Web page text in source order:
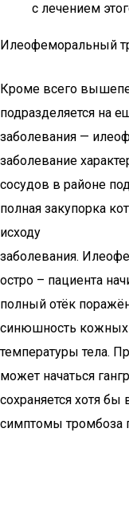
с лечением
Илеофеморальный
Кроме всего
подразделяется на
заболевания —
заболевание
сосудов в районе
полная закупорка
исходу
заболевания.
остро – пациента
полный отёк
синюшность
температуры тела.
может начаться
сохраняется хотя
симптомы тромбоза